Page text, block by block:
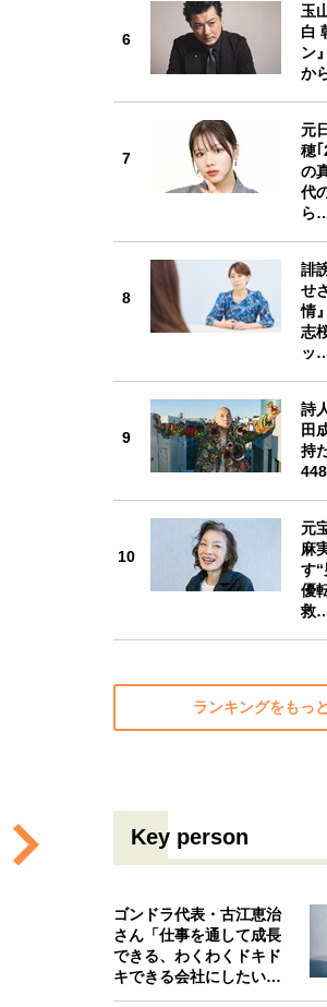
6
玉
白
ン
か
7
元
穂
の
代
ら
8
誹
せ
情
志
ッ
9
詩
田
持
10
元
麻
す
優
救
ランキングをもっ
Key person
ゴンドラ代表・古江恵治
さん「仕事を通して成長
できる、わくわくドキド
キできる会社にしたいと
考えたんで…